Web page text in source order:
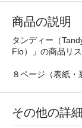
商品の説明
タンディー（
Flo）」の商品リス
８ページ（表紙・
その他の詳